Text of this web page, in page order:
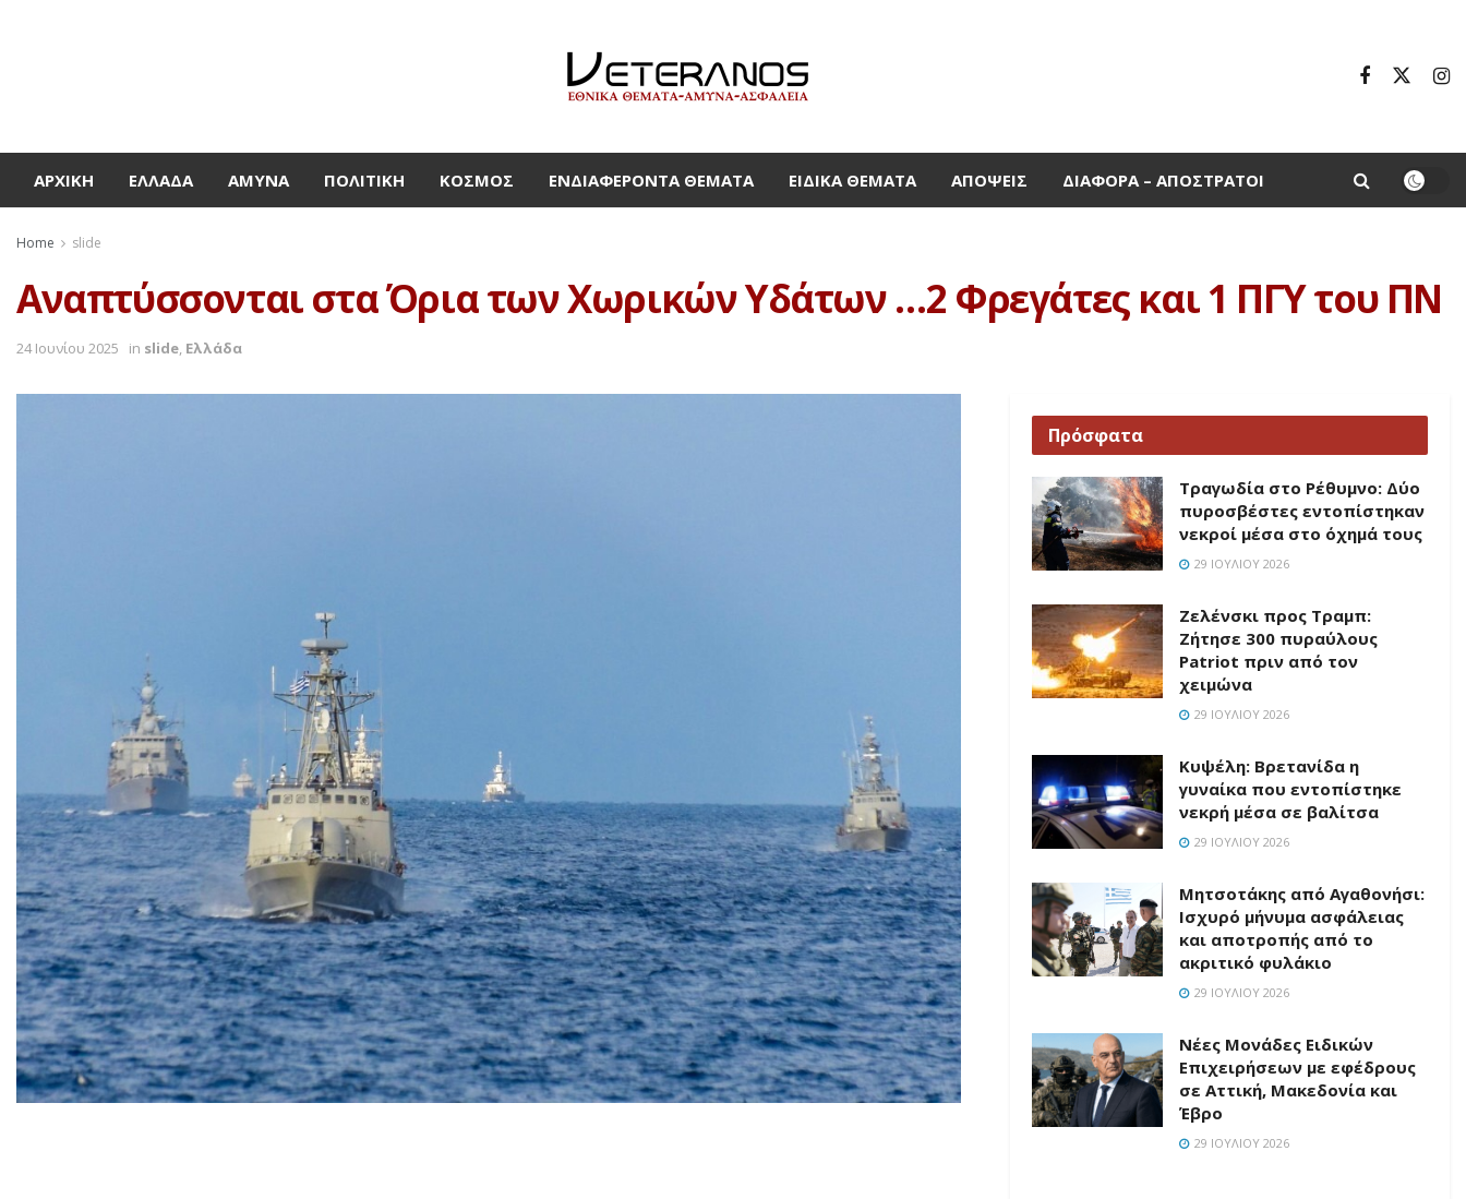
ΑΡΧΙΚΉ ΕΛΛΆΔΑ ΆΜΥΝΑ ΠΟΛΙΤΙΚΉ ΚΌΣΜΟΣ ΕΝΔΙΑΦΈΡΟΝΤΑ ΘΈΜΑΤΑ ΕΙΔΙΚΆ ΘΈΜΑΤΑ ΑΠΌΨΕΙΣ ΔΙΆΦΟΡΑ – ΑΠΌΣΤΡΑΤΟΙ
Home slide
Αναπτύσσονται στα Όρια των Χωρικών Υδάτων …2 Φρεγάτες και 1 ΠΓΥ του ΠΝ
24 Ιουνίου 2025 in slide, Ελλάδα
Πρόσφατα
Τραγωδία στο Ρέθυμνο: Δύο
πυροσβέστες εντοπίστηκαν
νεκροί μέσα στο όχημά τους
29 ΙΟΥΛΊΟΥ 2026
Ζελένσκι προς Τραμπ:
Ζήτησε 300 πυραύλους
Patriot πριν από τον
χειμώνα
29 ΙΟΥΛΊΟΥ 2026
Κυψέλη: Βρετανίδα η
γυναίκα που εντοπίστηκε
νεκρή μέσα σε βαλίτσα
29 ΙΟΥΛΊΟΥ 2026
Μητσοτάκης από Αγαθονήσι:
Ισχυρό μήνυμα ασφάλειας
και αποτροπής από το
ακριτικό φυλάκιο
29 ΙΟΥΛΊΟΥ 2026
Νέες Μονάδες Ειδικών
Επιχειρήσεων με εφέδρους
σε Αττική, Μακεδονία και
Έβρο
29 ΙΟΥΛΊΟΥ 2026